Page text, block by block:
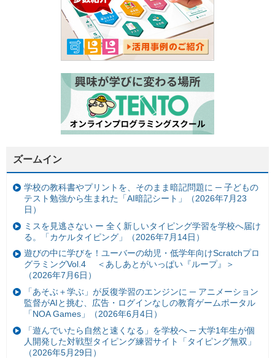
ズームイン
学校の教科書やプリントを、そのまま暗記問題に ─ 子どもの
テスト勉強から生まれた「AI暗記シート」（2026年7月23
日）
ミスを見逃さない ー 全く新しいタイピング学習を学校へ届け
る。「カケルタイピング」（2026年7月14日）
遊びの中に学びを！ユーバーの幼児・低学年向けScratchプロ
グラミングVol.4 ＜あしあとがいっぱい『ループ』＞
（2026年7月6日）
「あそぶ＋学ぶ」が反復学習のエンジンに ─ アニメーション
監督がAIと挑む、広告・ログインなしの教育ゲームポータル
「NOA Games」（2026年6月4日）
「遊んでいたら自然と速くなる」を学校へ ─ 大学1年生が個
人開発した対戦型タイピング練習サイト「タイピング無双」
（2026年5月29日）